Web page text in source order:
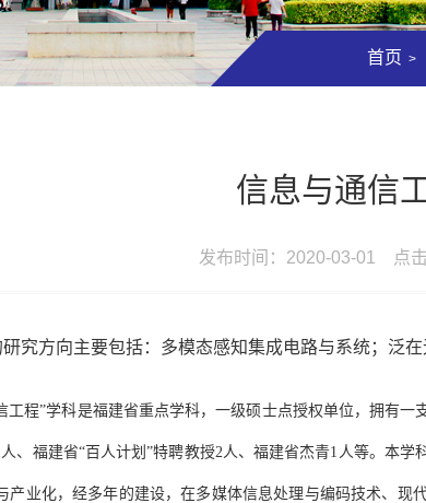
首页 >
信息与通信
发布时间：2020-03-01 点击
究方向主要包括：多模态感知集成电路与系统；泛
工程”学科是福建省重点学科，一级硕士点授权单位，拥有
、福建省“百人计划”特聘教授2人、福建省杰青1人等。本
产业化，经多年的建设，在多媒体信息处理与编码技术、现